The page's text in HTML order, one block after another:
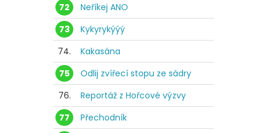
72
Neříkej ANO
73
Kykyrykýýý
74.
Kakasána
75
Odlij zvířecí stopu ze sádry
76.
Reportáž z Hořcové výzvy
77
Přechodník